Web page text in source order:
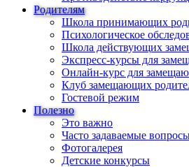
Родителям
Школа принимающих
Психологическое
Школа действующих
Экспресс-курсы для
Онлайн-курс для
Клуб замещающих
Гостевой режим
Полезно
Это важно
Часто задаваемые
Фотогалерея
Детские конкурсы